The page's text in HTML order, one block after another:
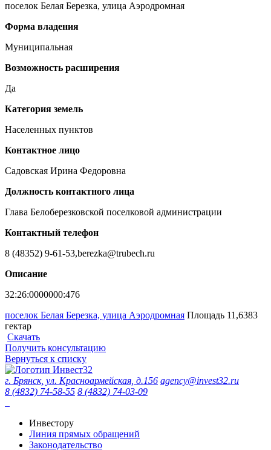
поселок Белая Березка, улица Аэродромная
Форма владения
Муниципальная
Возможность расширения
Да
Категория земель
Населенных пунктов
Контактное лицо
Садовская Ирина Федоровна
Должность контактного лица
Глава Белоберезковской поселковой администрации
Контактный телефон
8 (48352) 9-61-53,berezka@trubech.ru
Описание
32:26:0000000:476
поселок Белая Березка, улица Аэродромная Площадь 11,6383
гектар
Скачать
Получить консультацию
Вернуться к списку
г. Брянск, ул. Красноармейская, д.156 agency@invest32.ru
8 (4832) 74-58-55 8 (4832) 74-03-09
Инвестору
Линия прямых обращений
Законодательство